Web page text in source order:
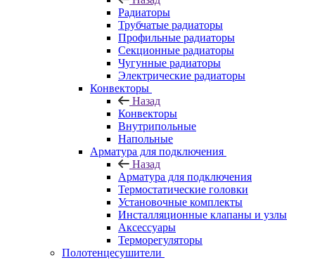
Радиаторы
Трубчатые радиаторы
Профильные радиаторы
Секционные радиаторы
Чугунные радиаторы
Электрические радиаторы
Конвекторы
Назад
Конвекторы
Внутрипольные
Напольные
Арматура для подключения
Назад
Арматура для подключения
Термостатические головки
Установочные комплекты
Инсталляционные клапаны и узлы
Аксессуары
Терморегуляторы
Полотенцесушители